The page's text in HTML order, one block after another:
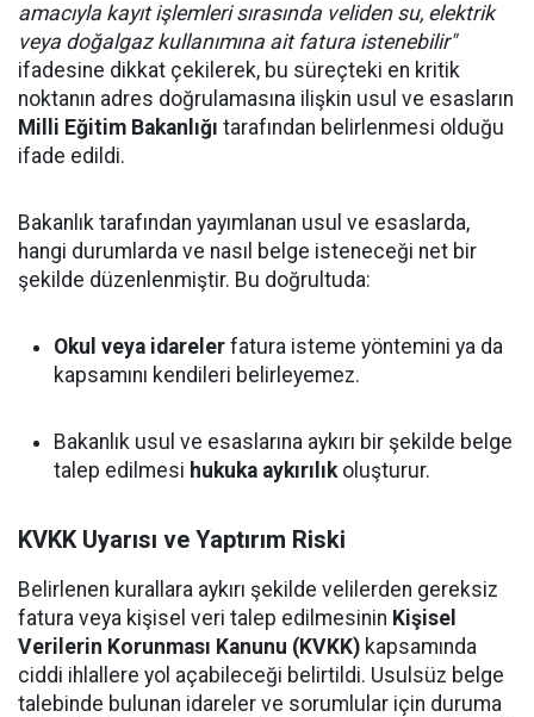
amacıyla kayıt işlemleri sırasında veliden su, elektrik
veya doğalgaz kullanımına ait fatura istenebilir"
ifadesine dikkat çekilerek, bu süreçteki en kritik
noktanın adres doğrulamasına ilişkin usul ve esasların
Milli Eğitim Bakanlığı tarafından belirlenmesi olduğu
ifade edildi.
Bakanlık tarafından yayımlanan usul ve esaslarda,
hangi durumlarda ve nasıl belge isteneceği net bir
şekilde düzenlenmiştir. Bu doğrultuda:
Okul veya idareler fatura isteme yöntemini ya da
kapsamını kendileri belirleyemez.
Bakanlık usul ve esaslarına aykırı bir şekilde belge
talep edilmesi hukuka aykırılıkoluşturur.
KVKK Uyarısı ve Yaptırım Riski
Belirlenen kurallara aykırı şekilde velilerden gereksiz
fatura veya kişisel veri talep edilmesinin Kişisel
Verilerin Korunması Kanunu (KVKK) kapsamında
ciddi ihlallere yol açabileceği belirtildi. Usulsüz belge
talebinde bulunan idareler ve sorumlular için duruma